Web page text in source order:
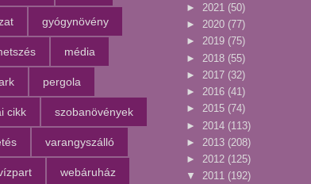
gyógynövény
média
pergola
cikk szobanövények
varangyszálló
webáruház
► 2021 (50)
► 2020 (77)
► 2019 (75)
► 2018 (55)
► 2017 (32)
► 2016 (41)
► 2015 (74)
► 2014 (113)
► 2013 (208)
► 2012 (125)
▼ 2011 (192)